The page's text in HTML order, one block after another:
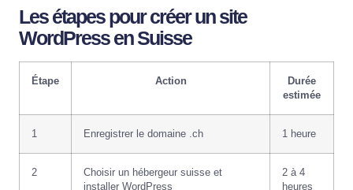
Les étapes pour créer un site
WordPress en Suisse
Étape Action
Durée
estimée
1 Enregistrer le domaine .ch 1 heure
2
Choisir un hébergeur suisse et
installer WordPress
2 à 4
heures